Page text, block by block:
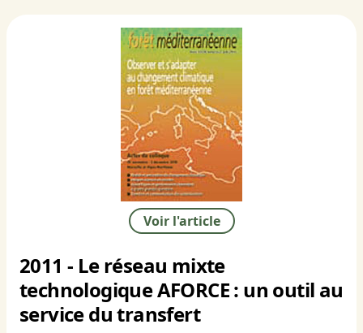
Voir l'article
2011 - Le réseau mixte
technologique AFORCE : un outil au
service du transfert